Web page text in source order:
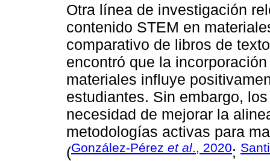
Otra línea de investigación
contenido STEM en
comparativo de libros de
encontró que la
materiales influye
estudiantes. Sin embargo,
necesidad de mejorar la
metodologías activas para
(González-Pérez et al ., 2020;